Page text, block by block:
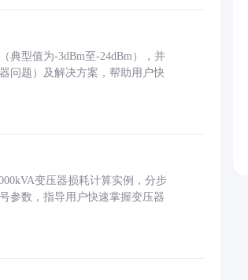
典型值为-3dBm至-24dBm），并
问题）及解决方案，帮助用户快
变压器损耗计算实例，分步
参数，指导用户快速掌握变压器